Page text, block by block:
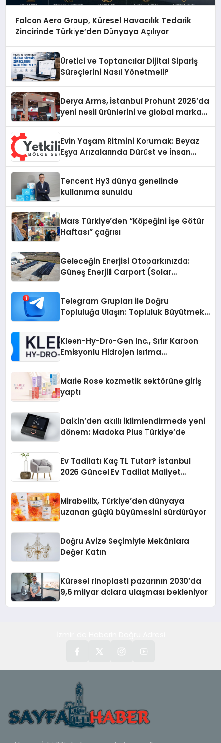
Falcon Aero Group, Küresel Havacılık Tedarik
Zincirinde Türkiye’den Dünyaya Açılıyor
Üretici ve Toptancılar Dijital Sipariş
Süreçlerini Nasıl Yönetmeli?
Derya Arms, İstanbul Prohunt 2026’da
yeni nesil ürünlerini ve global marka
Evin Yaşam Ritmini Korumak: Beyaz
Eşya Arızalarında Dürüst ve İnsan
Tencent Hy3 dünya genelinde
kullanıma sunuldu
Mars Türkiye’den “Köpeğini İşe Götür
Haftası” çağrısı
Geleceğin Enerjisi Otoparkınızda:
Güneş Enerjili Carport (Solar
Telegram Grupları ile Doğru
Topluluğa Ulaşın: Topluluk Büyütmek
Kleen-Hy-Dro-Gen Inc., Sıfır Karbon
Emisyonlu Hidrojen Isıtma
Marie Rose kozmetik sektörüne giriş
yaptı
Daikin’den akıllı iklimlendirmede yeni
dönem: Madoka Plus Türkiye’de
Ev Tadilatı Kaç TL Tutar? İstanbul
2026 Güncel Ev Tadilat Maliyet
Mirabellix, Türkiye’den dünyaya
uzanan güçlü büyümesini sürdürüyor
Doğru Avize Seçimiyle Mekânlara
Değer Katın
Küresel rinoplasti pazarının 2030’da
9,6 milyar dolara ulaşması bekleniyor